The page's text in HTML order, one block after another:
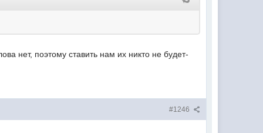
нет, поэтому ставить нам их никто не будет-
#1246